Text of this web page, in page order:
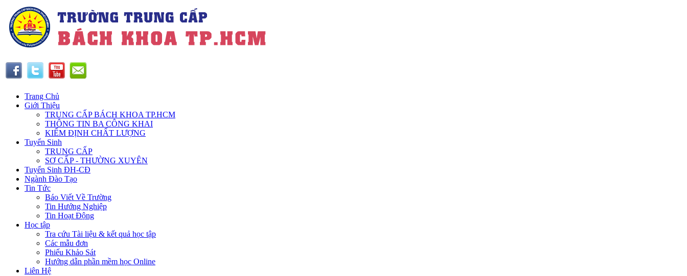
Trang Chủ
Giới Thiệu
TRUNG CẤP BÁCH KHOA TP.HCM
THÔNG TIN BA CÔNG KHAI
KIỂM ĐỊNH CHẤT LƯỢNG
Tuyển Sinh
TRUNG CẤP
SƠ CẤP - THƯỜNG XUYÊN
Tuyển Sinh ĐH-CĐ
Ngành Đào Tạo
Tin Tức
Báo Viết Về Trường
Tin Hướng Nghiệp
Tin Hoạt Động
Học tập
Tra cứu Tài liệu & kết quả học tập
Các mẫu đơn
Phiếu Khảo Sát
Hướng dẫn phần mềm học Online
Liên Hệ